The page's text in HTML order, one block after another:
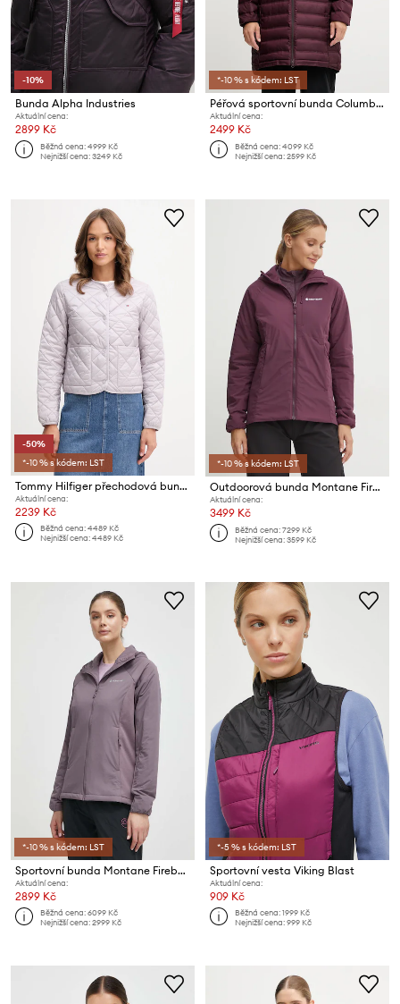
-10%
Bunda Alpha Industries
Aktuální cena:
2899 Kč
Běžná cena:4999 Kč
Nejnižší cena:3249 Kč
*-10 % s kódem: LST
Péřová sportovní bunda Columbia Lake 22
Aktuální cena:
2499 Kč
Běžná cena:4099 Kč
Nejnižší cena:2599 Kč
-50%
*-10 % s kódem: LST
Tommy Hilfiger přechodová bunda dámská
Aktuální cena:
2239 Kč
Běžná cena:4489 Kč
Nejnižší cena:4489 Kč
*-10 % s kódem: LST
Outdoorová bunda Montane Fireball
Aktuální cena:
3499 Kč
Běžná cena:7299 Kč
Nejnižší cena:3599 Kč
*-10 % s kódem: LST
Sportovní bunda Montane Fireball Lite
Aktuální cena:
2899 Kč
Běžná cena:6099 Kč
Nejnižší cena:2999 Kč
*-5 % s kódem: LST
Sportovní vesta Viking Blast
Aktuální cena:
909 Kč
Běžná cena:1999 Kč
Nejnižší cena:999 Kč